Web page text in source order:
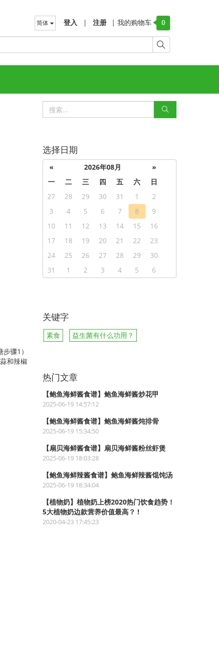
| 我的购物车 0
登入 | 注册
简体
骤1）
和辣椒
选择日期
« 2026年08月
»
一
二 三 四 五 六
日
27
28 29 30 31 1
2
3
4 5 6 7 8
9
10
11 12 13 14 15
16
17
18 19 20 21 22
23
24
25 26 27 28 29
30
31
1 2 3 4 5 6
关键字
素食 益生菌有什么功用？
热门文章
【鲍鱼海鲜酱食谱】鲍鱼海鲜酱炒花甲
2025-06-19 14:57:12
【鲍鱼海鲜酱食谱】鲍鱼海鲜酱炖排骨
2025-06-19 15:34:50
【扇贝海鲜酱食谱】扇贝海鲜酱粉丝虾煲
2025-06-19 18:03:28
【鲍鱼海鲜辣酱食谱】鲍鱼海鲜辣酱馄饨汤
2025-06-19 18:34:04
【植物奶】植物奶上榜2020热门饮食趋势！
5大植物奶边款营养价值最高？ !
2020-04-23 17:45:23